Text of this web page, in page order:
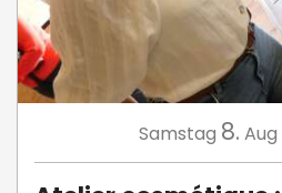
Samstag 8. Aug